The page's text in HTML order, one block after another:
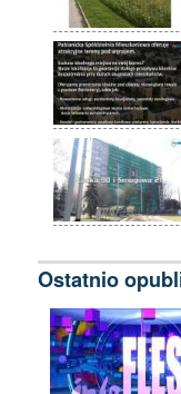
Ostatnio